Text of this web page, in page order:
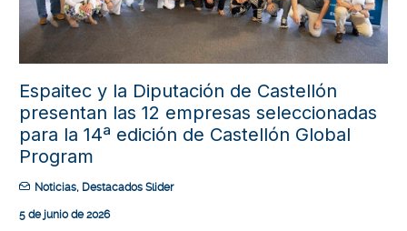
Espaitec y la Diputación de Castellón
presentan las 12 empresas seleccionadas
para la 14ª edición de Castellón Global
Program
Noticias, Destacados Slider
5 de junio de 2026